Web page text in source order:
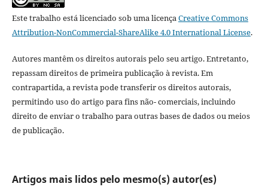
Este trabalho está licenciado sob uma licença Creative Commons
Attribution-NonCommercial-ShareAlike 4.0 International License.
Autores mantêm os direitos autorais pelo seu artigo. Entretanto,
repassam direitos de primeira publicação à revista. Em
contrapartida, a revista pode transferir os direitos autorais,
permitindo uso do artigo para fins não- comerciais, incluindo
direito de enviar o trabalho para outras bases de dados ou meios
de publicação.
Artigos mais lidos pelo mesmo(s) autor(es)